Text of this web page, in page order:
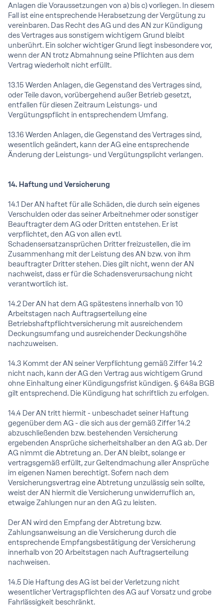
Anlagen die Voraussetzungen von a) bis c) vorliegen. In diesem
Fall ist eine entsprechende Herabsetzung der Vergütung zu
vereinbaren. Das Recht des AG und des AN zur Kündigung
des Vertrages aus sonstigem wichtigem Grund bleibt
unberührt. Ein solcher wichtiger Grund liegt insbesondere vor,
wenn der AN trotz Abmahnung seine Pflichten aus dem
Vertrag wiederholt nicht erfüllt.
13.15 Werden Anlagen, die Gegenstand des Vertrages sind,
oder Teile davon, vorübergehend außer Betrieb gesetzt,
entfallen für diesen Zeitraum Leistungs- und
Vergütungspflicht in entsprechendem Umfang.
13.16 Werden Anlagen, die Gegenstand des Vertrages sind,
wesentlich geändert, kann der AG eine entsprechende
Änderung der Leistungs- und Vergütungsplicht verlangen.
14. Haftung und Versicherung
14.1 Der AN haftet für alle Schäden, die durch sein eigenes
Verschulden oder das seiner Arbeitnehmer oder sonstiger
Beauftragter dem AG oder Dritten entstehen. Er ist
verpflichtet, den AG von allen evtl.
Schadensersatzansprüchen Dritter freizustellen, die im
Zusammenhang mit der Leistung des AN bzw. von ihm
beauftragter Dritter stehen. Dies gilt nicht, wenn der AN
nachweist, dass er für die Schadensverursachung nicht
verantwortlich ist.
14.2 Der AN hat dem AG spätestens innerhalb von 10
Arbeitstagen nach Auftragserteilung eine
Betriebshaftpflichtversicherung mit ausreichendem
Deckungsumfang und ausreichender Deckungshöhe
nachzuweisen.
14.3 Kommt der AN seiner Verpflichtung gemäß Ziffer 14.2
nicht nach, kann der AG den Vertrag aus wichtigem Grund
ohne Einhaltung einer Kündigungsfrist kündigen. § 648a BGB
gilt entsprechend. Die Kündigung hat schriftlich zu erfolgen.
14.4 Der AN tritt hiermit - unbeschadet seiner Haftung
gegenüber dem AG - die sich aus der gemäß Ziffer 14.2
abzuschließenden bzw. bestehenden Versicherung
ergebenden Ansprüche sicherheitshalber an den AG ab. Der
AG nimmt die Abtretung an. Der AN bleibt, solange er
vertragsgemäß erfüllt, zur Geltendmachung aller Ansprüche
im eigenen Namen berechtigt. Sofern nach dem
Versicherungsvertrag eine Abtretung unzulässig sein sollte,
weist der AN hiermit die Versicherung unwiderruflich an,
etwaige Zahlungen nur an den AG zu leisten.
Der AN wird den Empfang der Abtretung bzw.
Zahlungsanweisung an die Versicherung durch die
entsprechende Empfangsbestätigung der Versicherung
innerhalb von 20 Arbeitstagen nach Auftragserteilung
nachweisen.
14.5 Die Haftung des AG ist bei der Verletzung nicht
wesentlicher Vertragspflichten des AG auf Vorsatz und grobe
Fahrlässigkeit beschränkt.